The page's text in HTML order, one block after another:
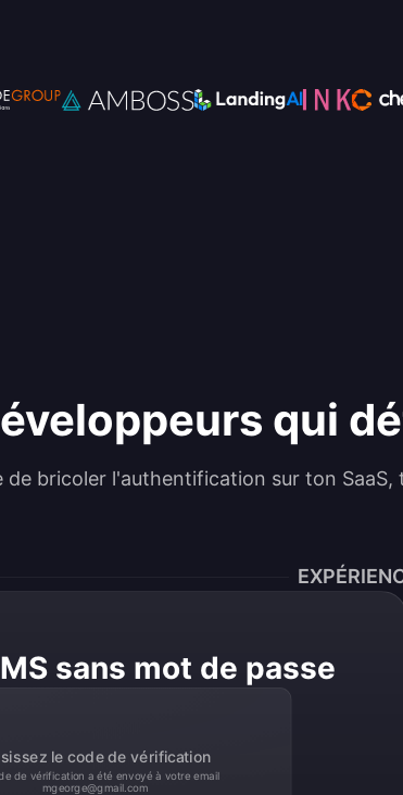
qui
de bricoler l'authentification sur ton
sans mot de passe
le code de vérification
de vérification a été envoyé à votre email
mgeorge@gmail.com